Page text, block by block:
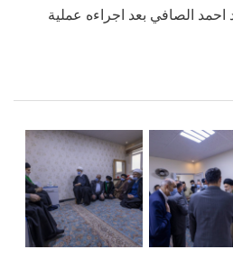
احمد الصافي بعد اجراءه عملية